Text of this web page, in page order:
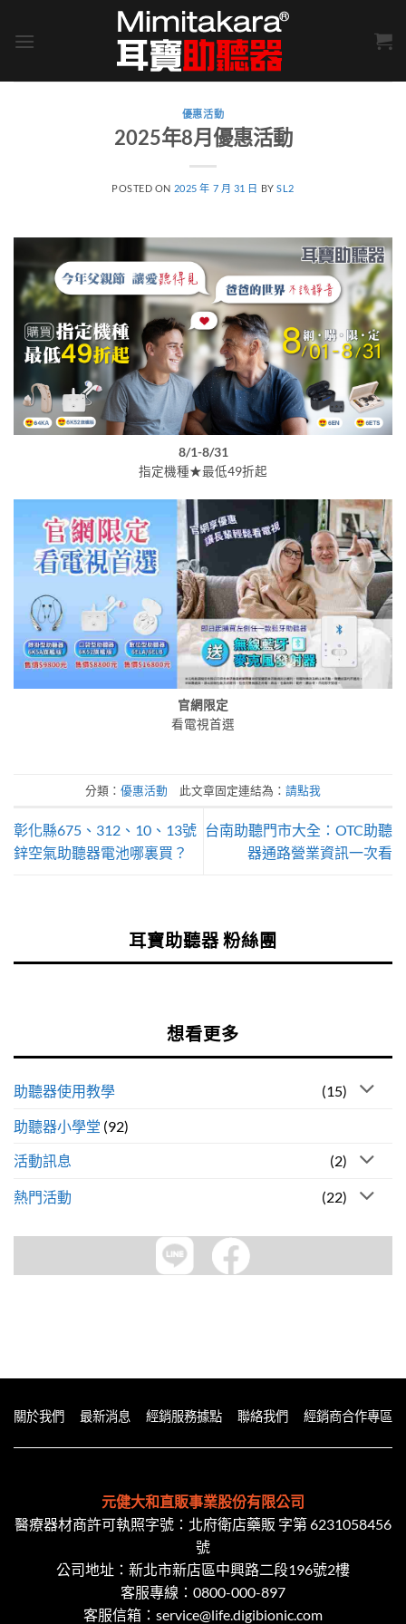
耳寶助聽器 粉絲團
想看更多
助聽器使用教學 (15)
助聽器小學堂 (92)
活動訊息 (2)
熱門活動 (22)
優惠活動
2025年8月優惠活動
POSTED ON 2025 年 7 月 31 日 BYSL2
8/1-8/31
指定機種★最低49折起
官網限定
看電視首選
分類： 優惠活動 此文章固定連結為： 請點我
彰化縣675、312、10、13號
鋅空氣助聽器電池哪裏買？
台南助聽門市大全：OTC助聽
器通路營業資訊一次看
關於我們 最新消息 經銷服務據點 聯絡我們 經銷商合作專區
元健大和直販事業股份有限公司
醫療器材商許可執照字號：北府衛店藥販 字第 6231058456
號
公司地址：新北市新店區中興路二段​196號2樓
客服專線： 0800-000-897
客服信箱： service@life.digibionic.com